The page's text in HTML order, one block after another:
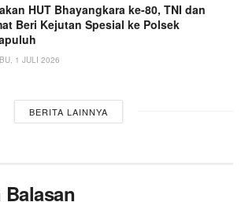
HUT Bhayangkara ke-80, TNI dan
Beri Kejutan Spesial ke Polsek
1 JULI 2026
BERITA LAINNYA